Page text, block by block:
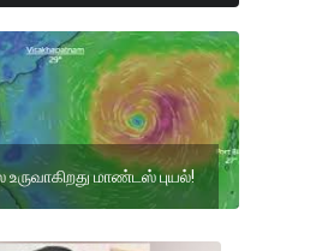
மாண்டஸ் புயல்!